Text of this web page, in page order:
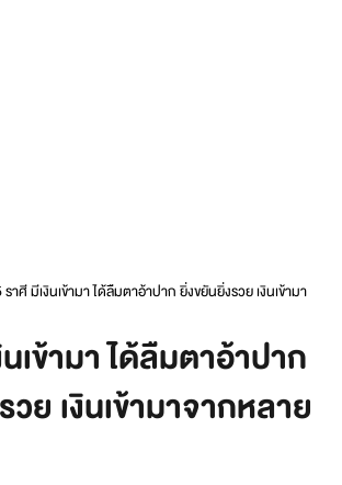
ราศี มีเงินเข้ามา ได้ลืมตาอ้าปาก ยิ่งขยันยิ่งรวย เงินเข้ามา
เข้ามา ได้ลืมตาอ้าปาก
ย เงินเข้ามาจากหลาย